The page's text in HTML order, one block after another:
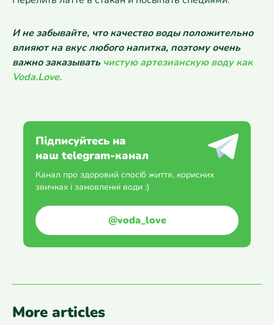
И не забывайте, что качество воды положительно
влияют на вкус любого напитка, поэтому очень
важно заказывать чистую артезианскую воду как
Voda.Love.
Підписуйтесь на
наш telegram-канал
Канал про здоровий спосіб життя, корисних
звичках і замовленні води :)
@voda_love
More articles